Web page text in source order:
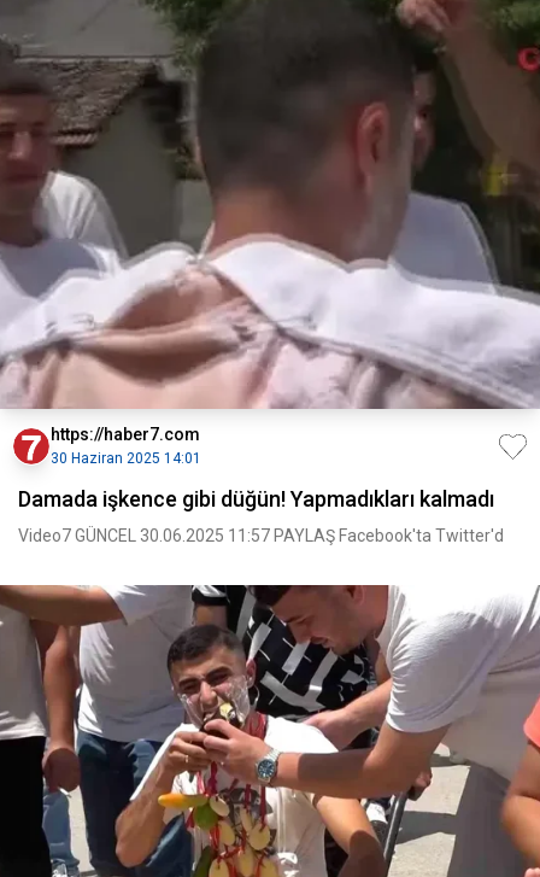
https://haber7.com
30 Haziran 2025 14:01
Damada işkence gibi düğün! Yapmadıkları kalmadı
Video7 GÜNCEL 30.06.2025 11:57 PAYLAŞ Facebook'ta Twitter'd